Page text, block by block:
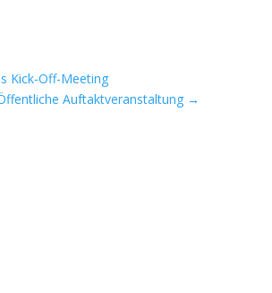
Kick-Off-Meeting
Auftaktveranstaltung →